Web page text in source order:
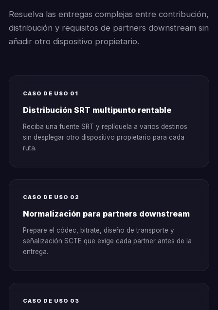
Resuelva las entregas complejas entre contribución,
distribución y requisitos de partners downstream sin
añadir otro dispositivo propietario.
CASO DE USO 01
Distribución SRT multipunto rentable
Reciba una fuente SRT y replíquela a varios destinos
sin desplegar otro dispositivo propietario para cada
ruta.
CASO DE USO 02
Normalización para partners downstream
Prepare el códec, bitrate, diseño de transporte y
señalización SCTE que exige cada partner antes de la
entrega.
CASO DE USO 03